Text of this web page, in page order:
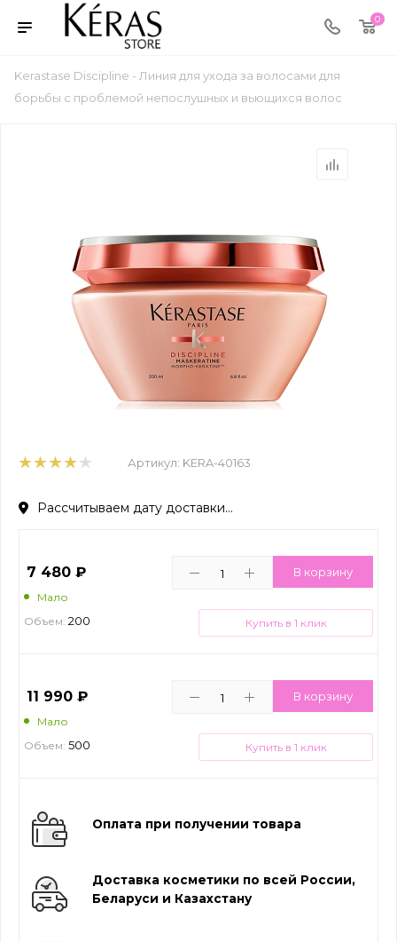
0
Kerastase Discipline - Линия для ухода за волосами для
борьбы с проблемой непослушных и вьющихся волос
Артикул: KERA-40163
Рассчитываем дату доставки...
7 480 ₽
Мало
Объем: 200
В корзину
Купить в 1 клик
11 990 ₽
Мало
Объем: 500
В корзину
Купить в 1 клик
Оплата при получении товара
Доставка косметики по всей России,
Беларуси и Казахстану